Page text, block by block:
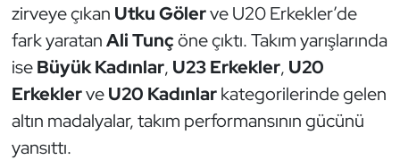
zirveye çıkan Utku Gölerve U20 Erkekler’de
fark yaratanAli Tunçöne çıktı. Takım yarışlarında
iseBüyük Kadınlar, U23 Erkekler, U20
ErkeklerveU20 Kadınlarkategorilerinde gelen
altın madalyalar, takım performansının gücünü
yansıttı.
Masa Tenisi
Modern Pentatlon
Motor Sporları